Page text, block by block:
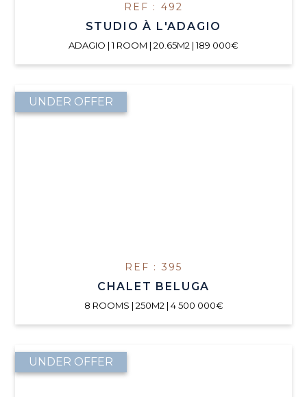
REF : 492
STUDIO À L'ADAGIO
ADAGIO | 1 ROOM | 20.65M2 | 189 000€
UNDER OFFER
REF : 395
CHALET BELUGA
8 ROOMS | 250M2 | 4 500 000€
UNDER OFFER